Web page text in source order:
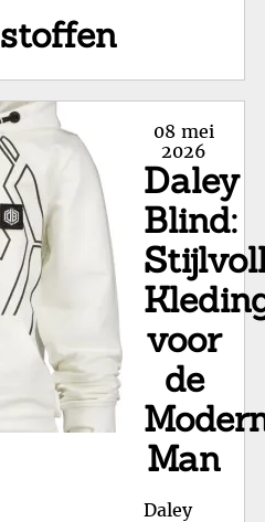
stoffen
Posted
on
08 mei
2026
Daley
Blind:
voor
de
Man
Daley